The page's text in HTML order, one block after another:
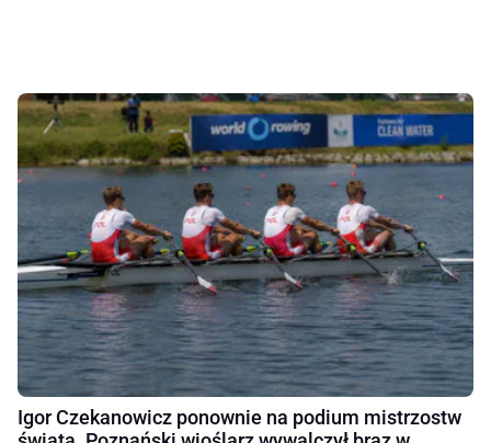
Igor Czekanowicz ponownie na podium mistrzostw